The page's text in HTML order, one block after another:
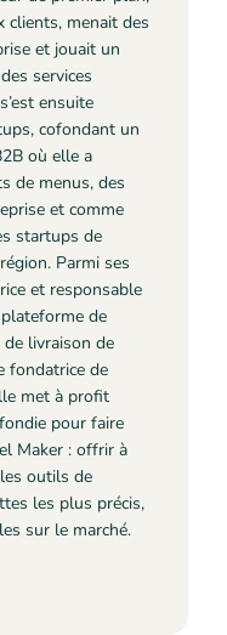
menait des
et jouait un
services
ensuite
cofondant un
où elle a
de menus, des
et comme
startups de
Parmi ses
et responsable
de
livraison de
fondatrice de
met à profit
pour faire
Maker : offrir à
outils de
les plus précis,
sur le marché.